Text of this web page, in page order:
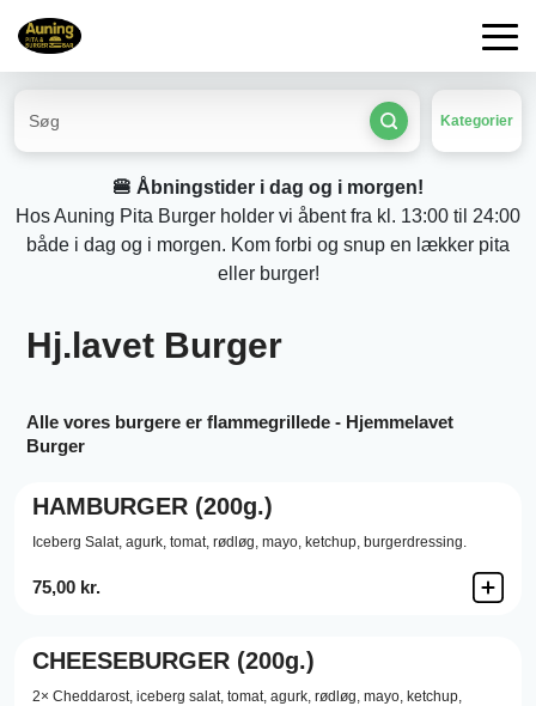
Kategorier
🍔 Åbningstider i dag og i morgen!
Hos Auning Pita Burger holder vi åbent fra kl. 13:00 til 24:00
både i dag og i morgen. Kom forbi og snup en lækker pita
eller burger!
Hj.lavet Burger
Alle vores burgere er flammegrillede - Hjemmelavet
Burger
HAMBURGER (200g.)
Iceberg Salat, agurk, tomat, rødløg, mayo, ketchup, burgerdressing.
75,00 kr.
CHEESEBURGER (200g.)
2× Cheddarost, iceberg salat, tomat, agurk, rødløg, mayo, ketchup,